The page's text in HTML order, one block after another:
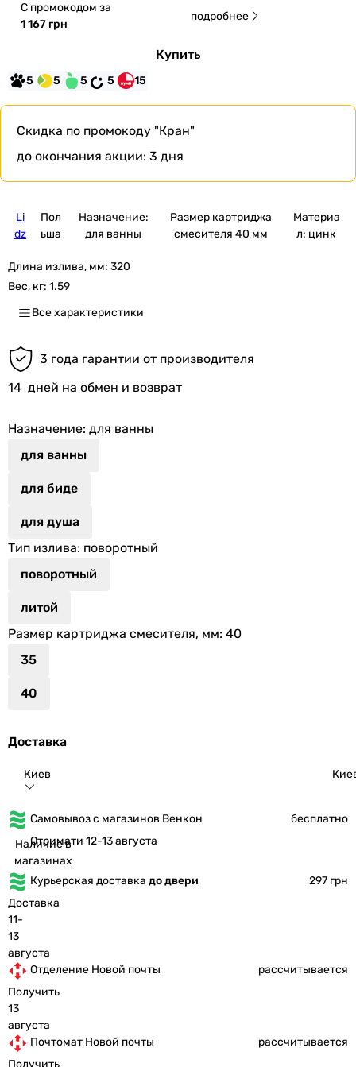
С промокодом за
1 167 грн
подробнее
Купить
5 5 5 5 15
Скидка по промокоду "Кран"
до окончания акции: 3 дня
Li
dz
Пол
ьша
Назначение:
для ванны
Размер картриджа
смесителя 40 мм
Материа
л: цинк
Длина излива, мм: 320
Вес, кг: 1.59
Все характеристики
3 года гарантии от производителя
14 дней на обмен и возврат
Назначение: для ванны
для ванны
для биде
для душа
Тип излива: поворотный
поворотный
литой
Размер картриджа смесителя, мм: 40
35
40
Доставка
Киев
Самовывоз с магазинов Венкон
бесплатно
Наличие в
магазинах
Отримати 12-13 августа
Курьерская доставка до двери
297 грн
Доставка
11-
13
августа
Отделение Новой почты
рассчитывается
Получить
13
августа
Почтомат Новой почты
рассчитывается